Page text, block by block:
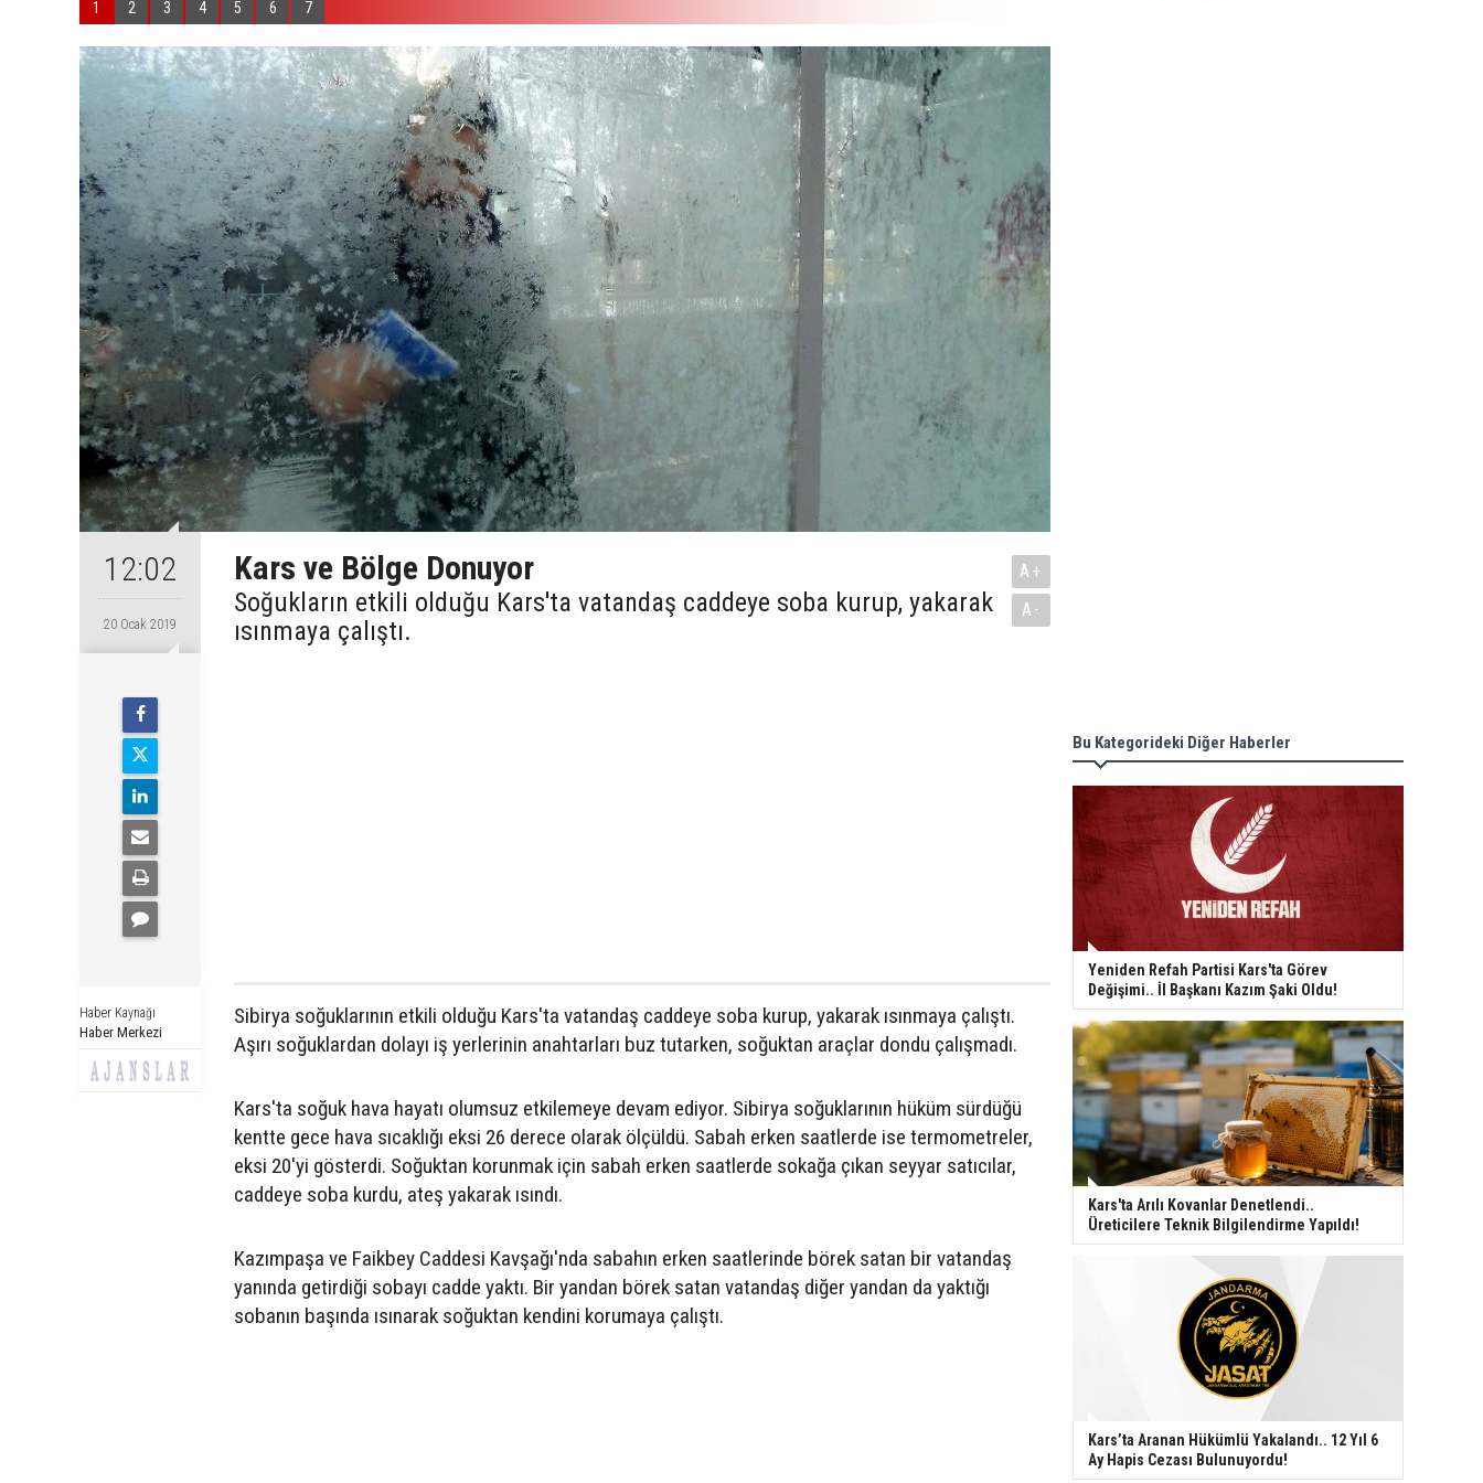
1 2 3 4 5 6 7
12:02
20 Ocak 2019
Haber Kaynağı
Haber Merkezi
Kars ve Bölge Donuyor
Soğukların etkili olduğu Kars'ta vatandaş caddeye soba kurup, yakarak
ısınmaya çalıştı.
A+
A-
Sibirya soğuklarının etkili olduğu Kars'ta vatandaş caddeye soba kurup, yakarak ısınmaya çalıştı.
Aşırı soğuklardan dolayı iş yerlerinin anahtarları buz tutarken, soğuktan araçlar dondu çalışmadı.
Kars'ta soğuk hava hayatı olumsuz etkilemeye devam ediyor. Sibirya soğuklarının hüküm sürdüğü
kentte gece hava sıcaklığı eksi 26 derece olarak ölçüldü. Sabah erken saatlerde ise termometreler,
eksi 20'yi gösterdi. Soğuktan korunmak için sabah erken saatlerde sokağa çıkan seyyar satıcılar,
caddeye soba kurdu, ateş yakarak ısındı.
Kazımpaşa ve Faikbey Caddesi Kavşağı'nda sabahın erken saatlerinde börek satan bir vatandaş
yanında getirdiği sobayı cadde yaktı. Bir yandan börek satan vatandaş diğer yandan da yaktığı
sobanın başında ısınarak soğuktan kendini korumaya çalıştı.
Bu Kategorideki Diğer Haberler
Yeniden Refah Partisi Kars'ta Görev
Değişimi.. İl Başkanı Kazım Şaki Oldu!
Kars'ta Arılı Kovanlar Denetlendi..
Üreticilere Teknik Bilgilendirme Yapıldı!
Kars’ta Aranan Hükümlü Yakalandı.. 12 Yıl 6
Ay Hapis Cezası Bulunuyordu!